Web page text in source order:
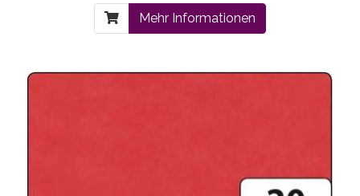
Mehr Informationen